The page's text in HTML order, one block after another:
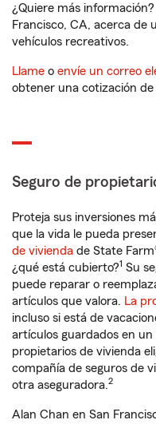
¿Quiere más
Francisco, CA, acerca de
vehículos recreativos.
Llame o envíe un correo
obtener una cotización
Seguro de
Proteja sus inversiones
que la vida le pueda
de vivienda de State
¿qué está cubierto?1 Su
puede reparar o
artículos que valora. La
incluso si está de
artículos guardados en
propietarios de vivienda
compañía de seguros de
otra aseguradora.2
Alan Chan en San